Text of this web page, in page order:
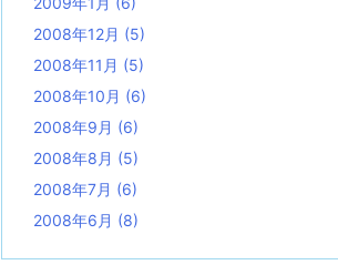
2008年12月 (5)
2008年11月 (5)
2008年10月 (6)
2008年9月 (6)
2008年8月 (5)
2008年7月 (6)
2008年6月 (8)